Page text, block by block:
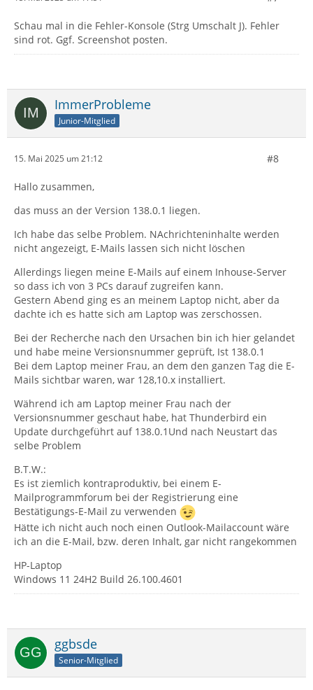
Schau mal in die Fehler-Konsole (Strg Umschalt J). Fehler
sind rot. Ggf. Screenshot posten.
ImmerProbleme
Junior-Mitglied
15. Mai 2025 um 21:12 #8
Hallo zusammen,
das muss an der Version 138.0.1 liegen.
Ich habe das selbe Problem. NAchrichteninhalte werden
nicht angezeigt, E-Mails lassen sich nicht löschen
Allerdings liegen meine E-Mails auf einem Inhouse-Server
so dass ich von 3 PCs darauf zugreifen kann.
Gestern Abend ging es an meinem Laptop nicht, aber da
dachte ich es hatte sich am Laptop was zerschossen.
Bei der Recherche nach den Ursachen bin ich hier gelandet
und habe meine Versionsnummer geprüft, Ist 138.0.1
Bei dem Laptop meiner Frau, an dem den ganzen Tag die E-
Mails sichtbar waren, war 128,10.x installiert.
Während ich am Laptop meiner Frau nach der
Versionsnummer geschaut habe, hat Thunderbird ein
Update durchgeführt auf 138.0.1Und nach Neustart das
selbe Problem
B.T.W.:
Es ist ziemlich kontraproduktiv, bei einem E-
Mailprogrammforum bei der Registrierung eine
Bestätigungs-E-Mail zu verwenden
Hätte ich nicht auch noch einen Outlook-Mailaccount wäre
ich an die E-Mail, bzw. deren Inhalt, gar nicht rangekommen
HP-Laptop
Windows 11 24H2 Build 26.100.4601
ggbsde
Senior-Mitglied